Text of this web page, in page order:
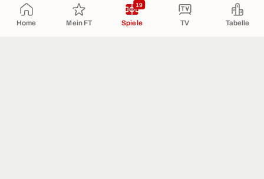
Home Mein FT Spiele
19
TV Tabelle